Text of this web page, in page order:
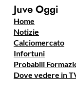
Juve Oggi
Home
Notizie
Calciomercato
Infortuni
Probabili
Dove vedere in